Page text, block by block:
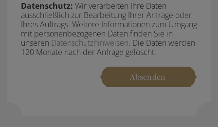
Datenschutz: Wir verarbeiten Ihre Daten
ausschließlich zur Bearbeitung Ihrer Anfrage oder
Ihres Auftrags. Weitere Informationen zum Umgang
mit personenbezogenen Daten finden Sie in
unseren Datenschutzhinweisen. Die Daten werden
120 Monate nach der Anfrage gelöscht.
Absenden